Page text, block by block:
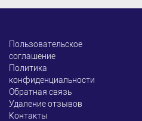
Пользовательское
соглашение
Политика
конфиденциальности
Обратная связь
Удаление отзывов
Контакты